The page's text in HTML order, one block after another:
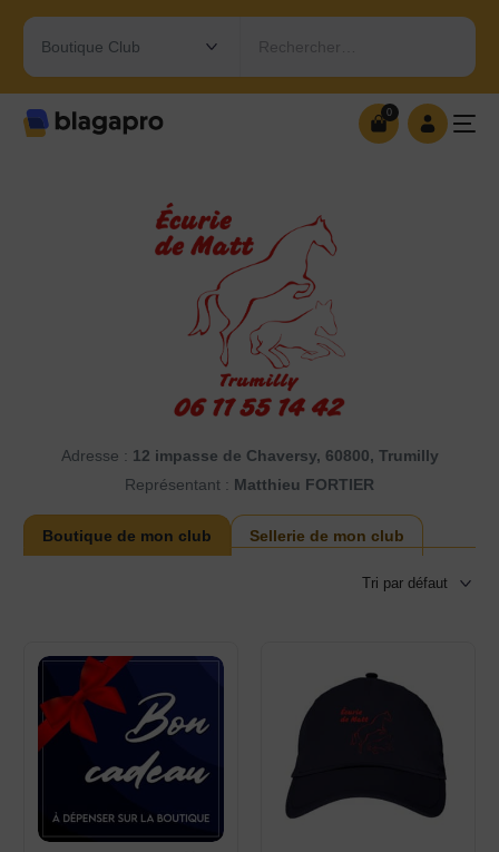
Rechercher…
0
Adresse : 12 impasse de Chaversy, 60800, Trumilly
Représentant : Matthieu FORTIER
Boutique de mon club Sellerie de mon club